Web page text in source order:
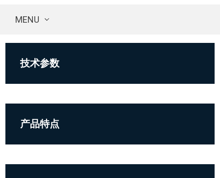
MENU
技术参数
产品特点